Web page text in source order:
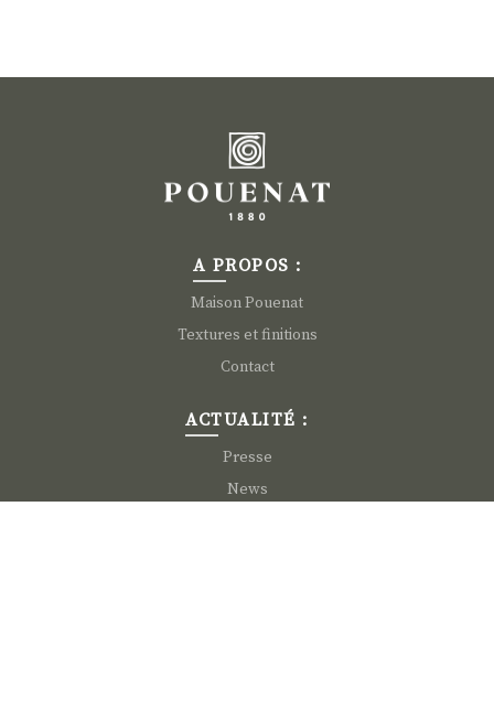
A PROPOS :
Maison Pouenat
Textures et finitions
Contact
ACTUALITÉ :
Presse
News